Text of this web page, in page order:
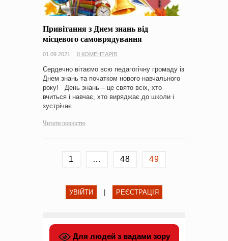
Привітання з Днем знань від
місцевого самоврядування
01.09.2021 0 КОМЕНТАРІВ
Сердечно вітаємо всю педагогічну громаду із
Днем знань та початком нового навчального
року! День знань – це свято всіх, хто
вчиться і навчає, хто виряджає до школи і
зустрічає…
Читати повністю
1 … 48 49
УВІЙТИ РЕЄСТРАЦІЯ
Для людей з вадами зору